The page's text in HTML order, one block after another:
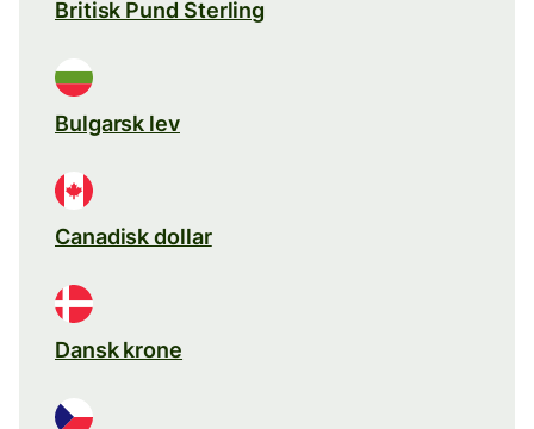
Britisk Pund Sterling
Bulgarsk lev
Canadisk dollar
Dansk krone